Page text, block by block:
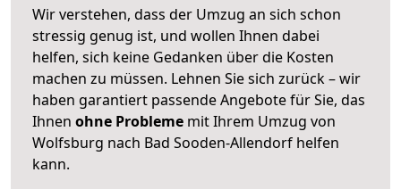
Wir verstehen, dass der Umzug an sich schon
stressig genug ist, und wollen Ihnen dabei
helfen, sich keine Gedanken über die Kosten
machen zu müssen. Lehnen Sie sich zurück – wir
haben garantiert passende Angebote für Sie, das
Ihnen ohne Probleme mit Ihrem Umzug von
Wolfsburg nach Bad Sooden-Allendorf helfen
kann.